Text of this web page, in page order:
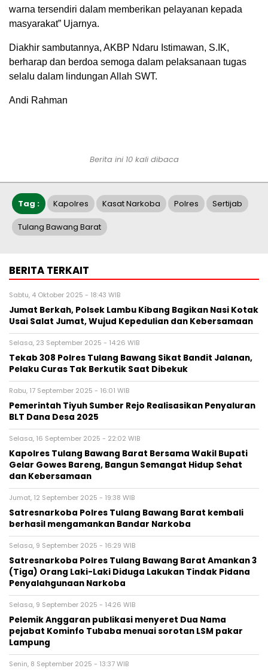
warna tersendiri dalam memberikan pelayanan kepada
masyarakat” Ujarnya.
Diakhir sambutannya, AKBP Ndaru Istimawan, S.IK,
berharap dan berdoa semoga dalam pelaksanaan tugas
selalu dalam lindungan Allah SWT.
Andi Rahman
Berita ini 10 kali dibaca
Tag : Kapolres Kasat Narkoba Polres Sertijab
Tulang Bawang Barat
BERITA TERKAIT
Sabtu, 4 Oktober 2025 - 18:43 WIB
Jumat Berkah, Polsek Lambu Kibang Bagikan Nasi Kotak
Usai Salat Jumat, Wujud Kepedulian dan Kebersamaan
Selasa, 23 September 2025 - 14:26 WIB
Tekab 308 Polres Tulang Bawang Sikat Bandit Jalanan,
Pelaku Curas Tak Berkutik Saat Dibekuk
Rabu, 17 September 2025 - 16:01 WIB
Pemerintah Tiyuh Sumber Rejo Realisasikan Penyaluran
BLT Dana Desa 2025
Selasa, 16 September 2025 - 22:02 WIB
Kapolres Tulang Bawang Barat Bersama Wakil Bupati
Gelar Gowes Bareng, Bangun Semangat Hidup Sehat
dan Kebersamaan
Jumat, 12 September 2025 - 19:38 WIB
Satresnarkoba Polres Tulang Bawang Barat kembali
berhasil mengamankan Bandar Narkoba
Selasa, 9 September 2025 - 16:29 WIB
Satresnarkoba Polres Tulang Bawang Barat Amankan 3
(Tiga) Orang Laki-Laki Diduga Lakukan Tindak Pidana
Penyalahgunaan Narkoba
Selasa, 9 September 2025 - 14:26 WIB
Pelemik Anggaran publikasi menyeret Dua Nama
pejabat Kominfo Tubaba menuai sorotan LSM pakar
Lampung
Senin, 8 September 2025 - 13:37 WIB